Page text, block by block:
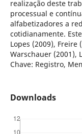
realização deste
processual e
alfabetizadores a
cotidianamente.
Lopes (2009), Freire
Warschauer (2001),
Chave: Registro,
Downloads